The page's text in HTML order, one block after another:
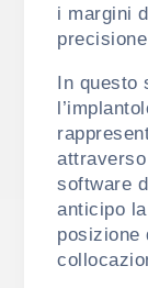
i margini
In questo
software
anticipo
posizione